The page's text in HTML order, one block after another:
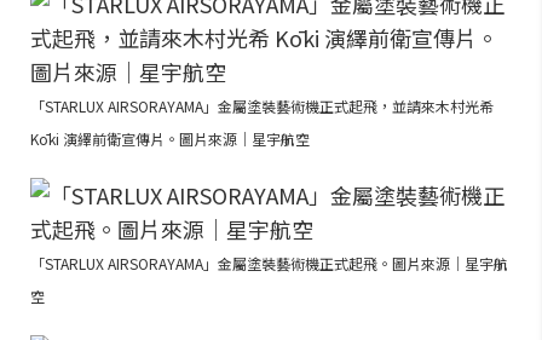
「STARLUX AIRSORAYAMA」金屬塗裝藝術機正式起飛，並請來木村光希
Kōki 演繹前衛宣傳片。圖片來源｜星宇航空
「STARLUX AIRSORAYAMA」金屬塗裝藝術機正式起飛。圖片來源｜星宇航
空